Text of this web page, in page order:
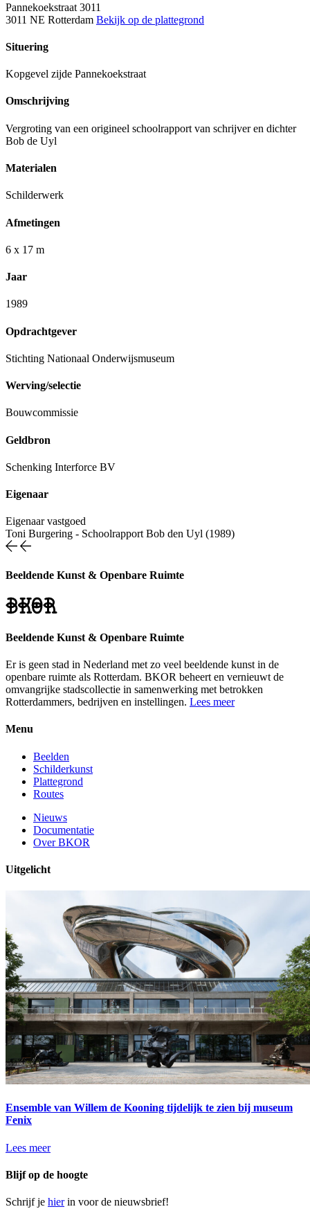
Pannekoekstraat 3011
3011 NE Rotterdam Bekijk op de plattegrond
Situering
Kopgevel zijde Pannekoekstraat
Omschrijving
Vergroting van een origineel schoolrapport van schrijver en dichter
Bob de Uyl
Materialen
Schilderwerk
Afmetingen
6 x 17 m
Jaar
1989
Opdrachtgever
Stichting Nationaal Onderwijsmuseum
Werving/selectie
Bouwcommissie
Geldbron
Schenking Interforce BV
Eigenaar
Eigenaar vastgoed
Toni Burgering - Schoolrapport Bob den Uyl (1989)
Beeldende Kunst & Openbare Ruimte
Beeldende Kunst & Openbare Ruimte
Er is geen stad in Nederland met zo veel beeldende kunst in de
openbare ruimte als Rotterdam. BKOR beheert en vernieuwt de
omvangrijke stadscollectie in samenwerking met betrokken
Rotterdammers, bedrijven en instellingen. Lees meer
Menu
Beelden
Schilderkunst
Plattegrond
Routes
Nieuws
Documentatie
Over BKOR
Uitgelicht
Ensemble van Willem de Kooning tijdelijk te zien bij museum
Fenix
Lees meer
Blijf op de hoogte
Schrijf je hierin voor de nieuwsbrief!